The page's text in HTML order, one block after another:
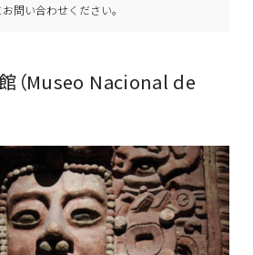
問い合わせください。
（Museo Nacional de